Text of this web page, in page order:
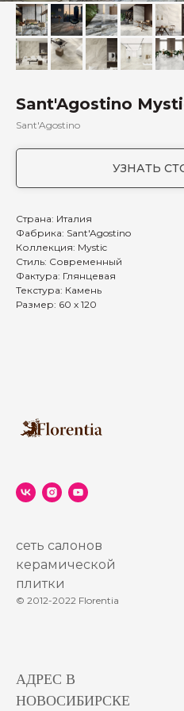
Sant'Agostino
Sant'Agostino
УЗНАТЬ
Страна: Италия
Фабрика: Sant'Agostino
Коллекция: Mystic
Стиль: Современный
Фактура: Глянцевая
Текстура: Камень
Размер: 60 х 120
сеть салонов
керамической
плитки
© 2012-2022 Florentia
АДРЕС В
НОВОСИБИРСКЕ